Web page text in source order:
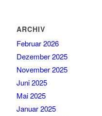
ARCHIV
Februar 2026
Dezember 2025
November 2025
Juni 2025
Mai 2025
Januar 2025